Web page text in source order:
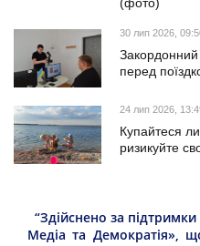
30 лип 2026,
перед
24 лип 2026,
Купайтеся
ризикуйте
“Здійснено за
Медіа та Демократія»,